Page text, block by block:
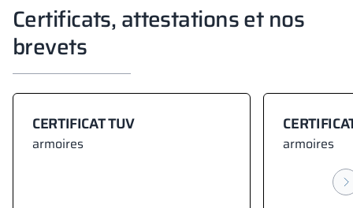
Certificats, attestations et nos
brevets
CERTIFICAT TUV
armoires armoires